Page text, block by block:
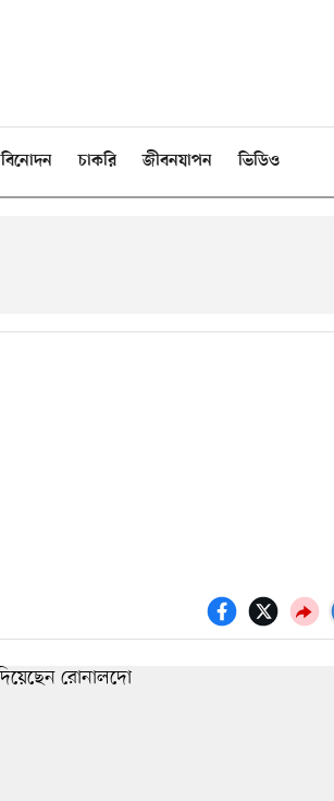
বিনোদন চাকরি জীবনযাপন ভিডিও